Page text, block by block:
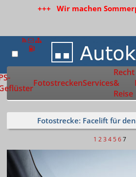
+++ Wir machen
Zur Startseite
FotostreckenServices
Recht
&
Reise
Fotostrecke: Facelift für
1 2 3 4 5 6 7